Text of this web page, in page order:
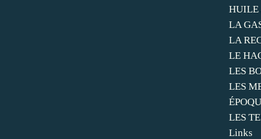
HUILE
LA
LA
LE
LES
LES
LES
Links